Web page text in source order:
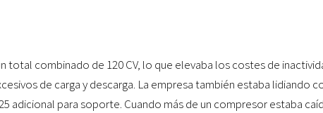
combinado de 120 CV, lo que elevaba los costes de
de carga y descarga. La empresa también estaba lidiando
para soporte. Cuando más de un compresor estaba